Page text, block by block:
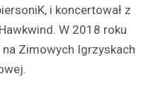
i koncertował z
W 2018 roku
Zimowych Igrzyskach